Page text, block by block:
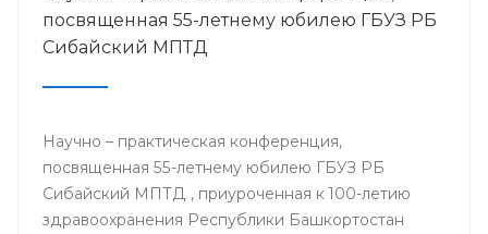
посвященная 55-летнему юбилею ГБУЗ РБ
Сибайский МПТД
Научно – практическая конференция,
посвященная 55-летнему юбилею ГБУЗ РБ
Сибайский МПТД , приуроченная к 100-летию
здравоохранения Республики Башкортостан